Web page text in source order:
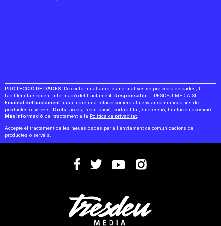
PROTECCIÓ DE DADES: De conformitat amb les normatives de protecció de dades, li
facilitem la següent informació del tractament: Responsable: TRESDEU MEDIA SL
Finalitat del tractament: mantindre una relació comercial i enviar comunicacions de
productes o serveis. Drets: accés, rectificació, portabilitat, supressió, limitació i oposició.
Més informació del tractament a la Política de privacitat
Accepte el tractament de les meues dades per a l'enviament de comunicacions de
productes o serveis.